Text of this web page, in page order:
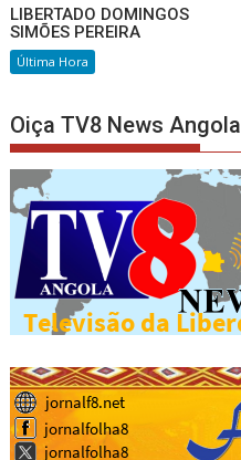
LIBERTADO DOMINGOS
SIMÕES PEREIRA
Última Hora
Oiça TV8 News Angola